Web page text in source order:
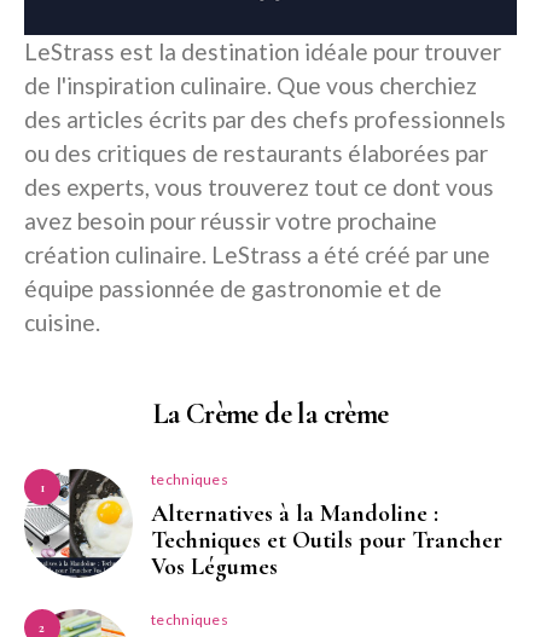
LeStrass est la destination idéale pour trouver
de l'inspiration culinaire. Que vous cherchiez
des articles écrits par des chefs professionnels
ou des critiques de restaurants élaborées par
des experts, vous trouverez tout ce dont vous
avez besoin pour réussir votre prochaine
création culinaire. LeStrass a été créé par une
équipe passionnée de gastronomie et de
cuisine.
La Crème de la crème
1 techniques
Alternatives à la Mandoline :
Techniques et Outils pour Trancher
Vos Légumes
2 techniques